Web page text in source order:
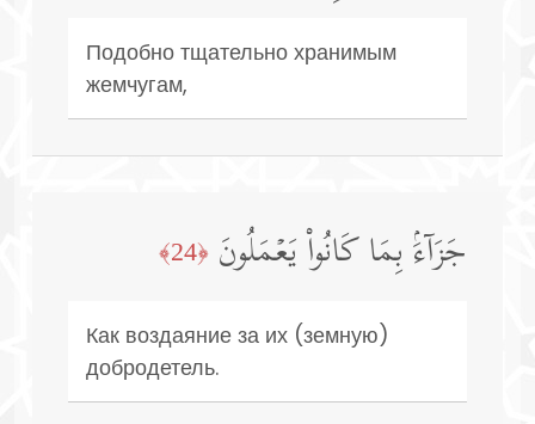
Подобно тщательно хранимым
жемчугам,
جَزَاۤءَۢ بِمَا كَانُوا۟ یَعۡمَلُونَ ﴿24﴾
Как воздаяние за их (земную)
добродетель.